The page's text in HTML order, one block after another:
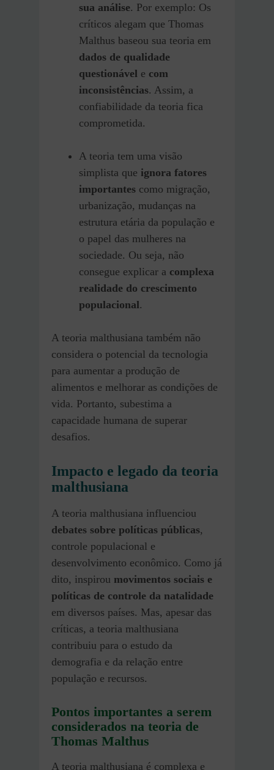
sua análise. Por exemplo: Os
críticos alegam que Thomas
Malthus baseou sua teoria em
dados de qualidade
questionável e com
inconsistências. Assim, a
confiabilidade da teoria fica
comprometida.
A teoria tem uma visão
simplista que ignora fatores
importantes como migração,
urbanização, mudanças na
estrutura etária da população e
o papel das mulheres na
sociedade. Ou seja, não
consegue explicar a complexa
realidade do crescimento
populacional.
A teoria malthusiana também não
considera o potencial da tecnologia
para aumentar a produção de
alimentos e melhorar as condições de
vida. Portanto, subestima a
capacidade humana de superar
desafios.
Impacto e legado da teoria
malthusiana
A teoria malthusiana influenciou
debates sobre políticas públicas,
controle populacional e
desenvolvimento econômico. Como já
dito, inspirou movimentos sociais e
políticas de controle da natalidade
em diversos países. Mas, apesar das
críticas, a teoria malthusiana
contribuiu para o estudo da
demografia e da relação entre
população e recursos.
Pontos importantes a serem
considerados na teoria de
Thomas Malthus
A teoria malthusiana é complexa e